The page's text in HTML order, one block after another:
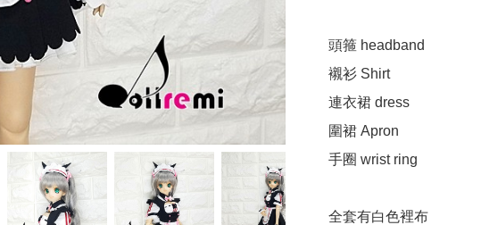
頭箍 headband
襯衫 Shirt
連衣裙 dress
圍裙 Apron
手圈 wrist ring
全套有白色裡布